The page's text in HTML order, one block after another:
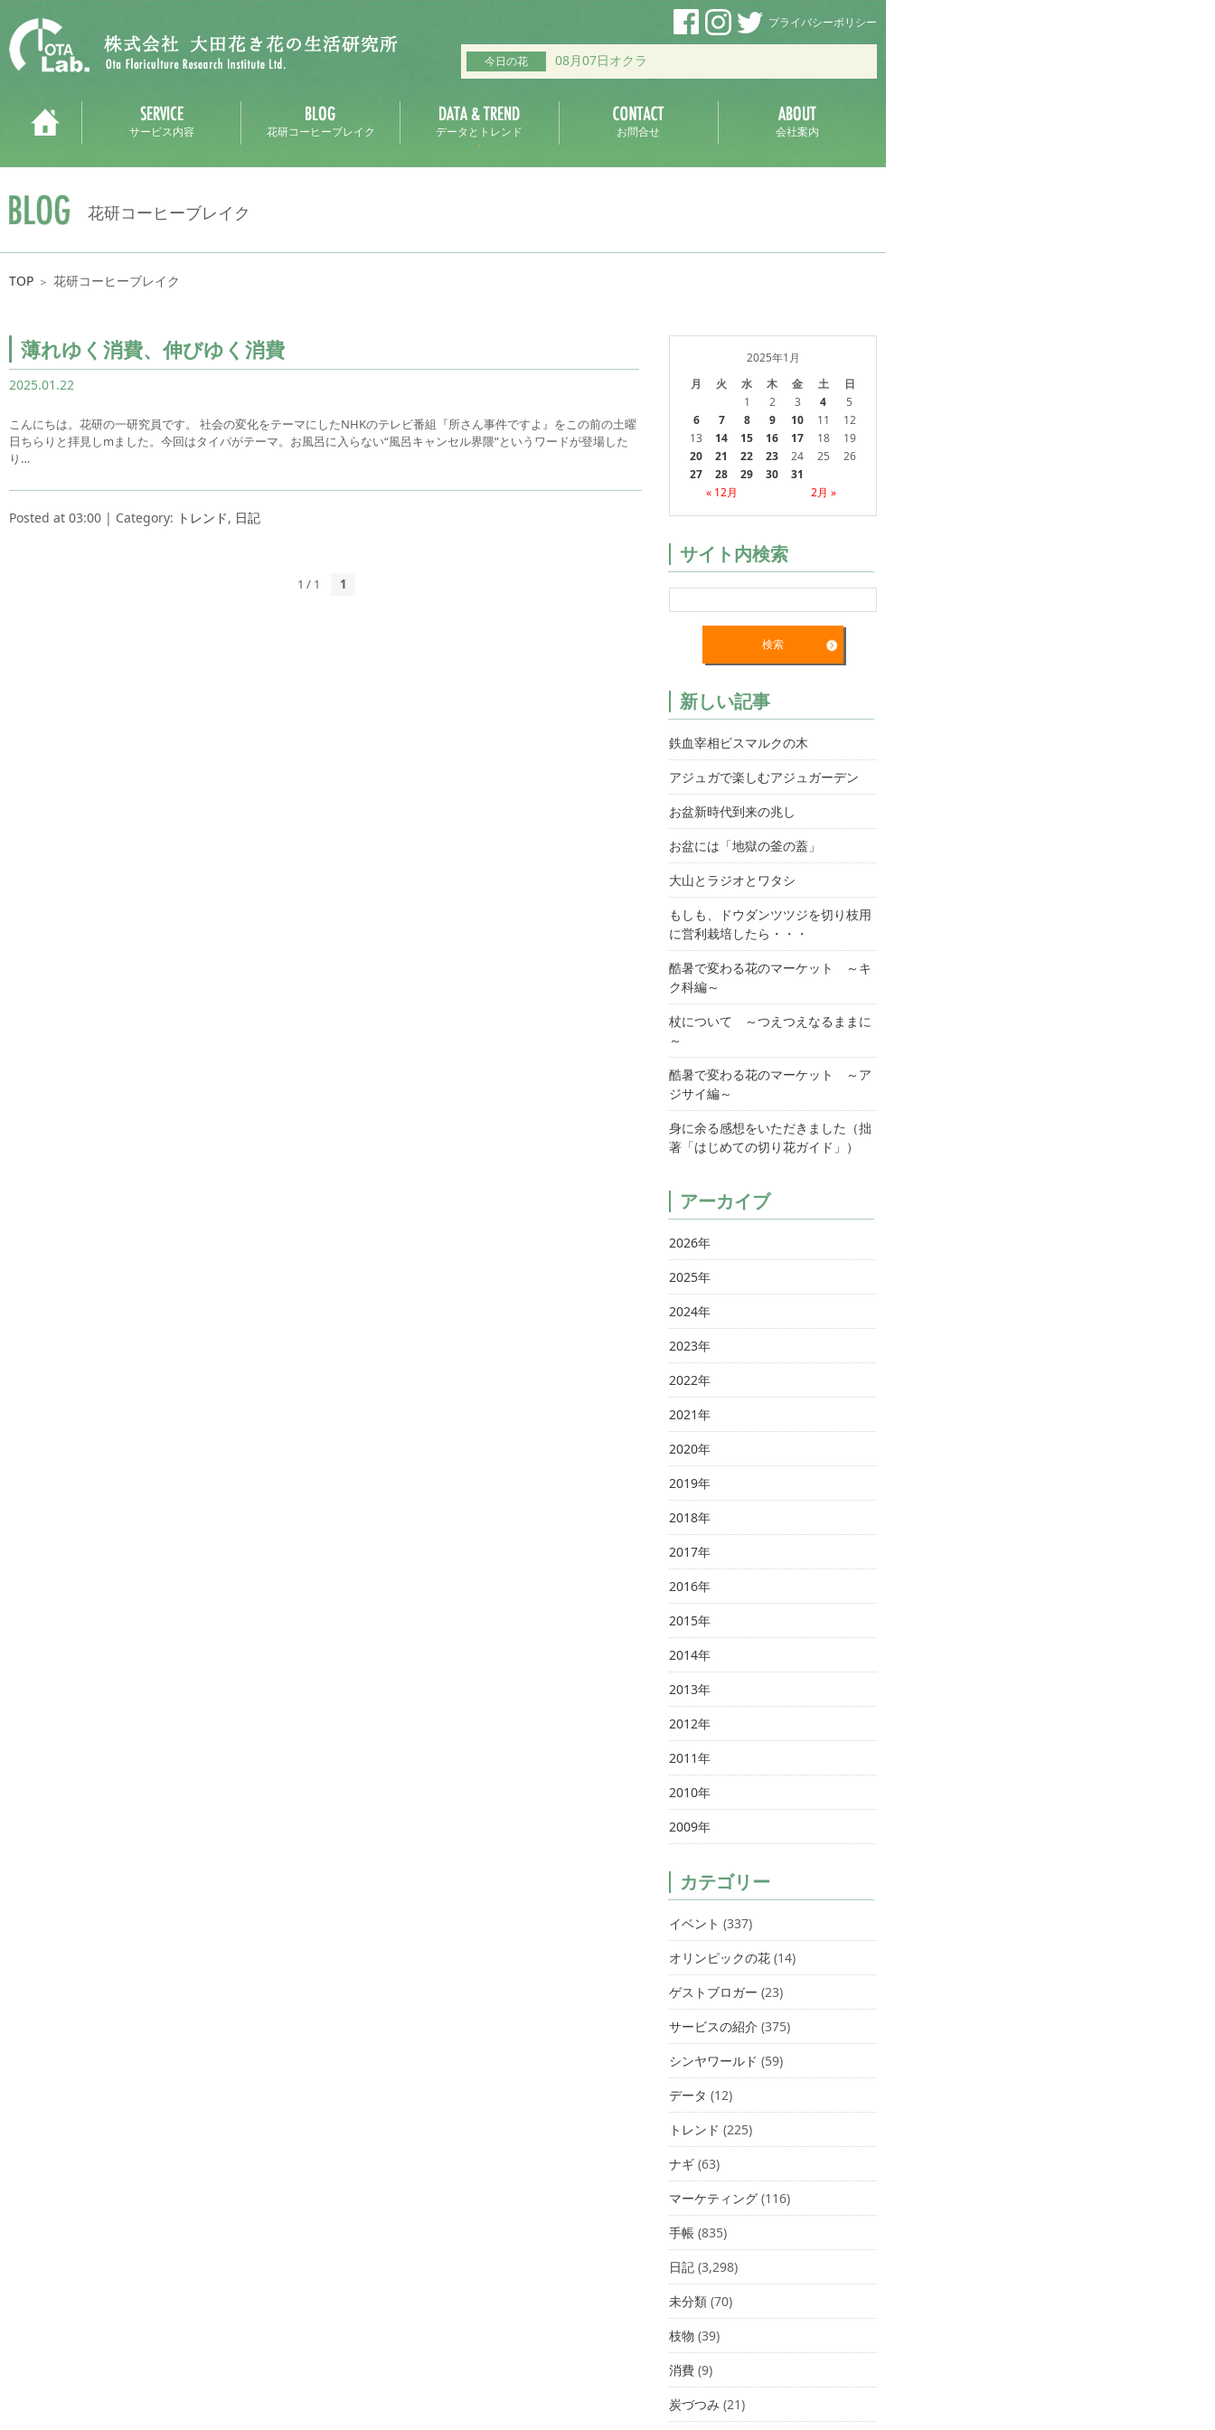
プライバシーポリシー
今日の花 08月07日オクラ
サービス内容 花研コーヒーブレイク データとトレンド お問合せ 会社案内
花研コーヒーブレイク
TOP ＞ 花研コーヒーブレイク
薄れゆく消費、伸びゆく消費
2025.01.22
こんにちは。花研の一研究員です。 社会の変化をテーマにしたNHKのテレビ番組『所さん事件ですよ』をこの前の土曜
日ちらりと拝見しmました。今回はタイパがテーマ。お風呂に入らない“風呂キャンセル界隈”というワードが登場した
り…
Posted at 03:00 | Category: トレンド, 日記
1 / 1 1
2025年1月
月
火 水 木 金 土 日
« 12月 2月 »
1 2 3 4
5
6
7 8 9 10 11
12
13
14 15 16 17 18
19
20
21 22 23 24 25
26
27
28 29 30 31
サイト内検索
新しい記事
鉄血宰相ビスマルクの木
アジュガで楽しむアジュガーデン
お盆新時代到来の兆し
お盆には「地獄の釜の蓋」
大山とラジオとワタシ
もしも、ドウダンツツジを切り枝用
に営利栽培したら・・・
酷暑で変わる花のマーケット ～キ
ク科編～
杖について ～つえつえなるままに
～
酷暑で変わる花のマーケット ～ア
ジサイ編～
身に余る感想をいただきました（拙
著「はじめての切り花ガイド」）
アーカイブ
2026年
2025年
2024年
2023年
2022年
2021年
2020年
2019年
2018年
2017年
2016年
2015年
2014年
2013年
2012年
2011年
2010年
2009年
カテゴリー
イベント (337)
オリンピックの花 (14)
ゲストブロガー (23)
サービスの紹介 (375)
シンヤワールド (59)
データ (12)
トレンド (225)
ナギ (63)
マーケティング (116)
手帳 (835)
日記 (3,298)
未分類 (70)
枝物 (39)
消費 (9)
炭づつみ (21)